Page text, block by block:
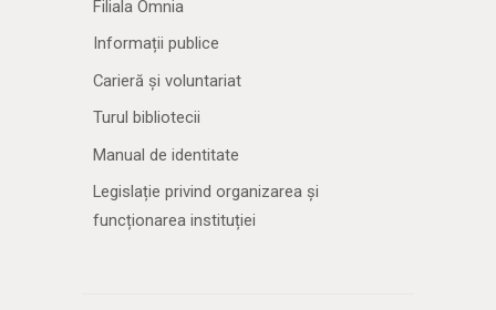
Filiala Omnia
Informații publice
Carieră și voluntariat
Turul bibliotecii
Manual de identitate
Legislație privind organizarea și
funcționarea instituției